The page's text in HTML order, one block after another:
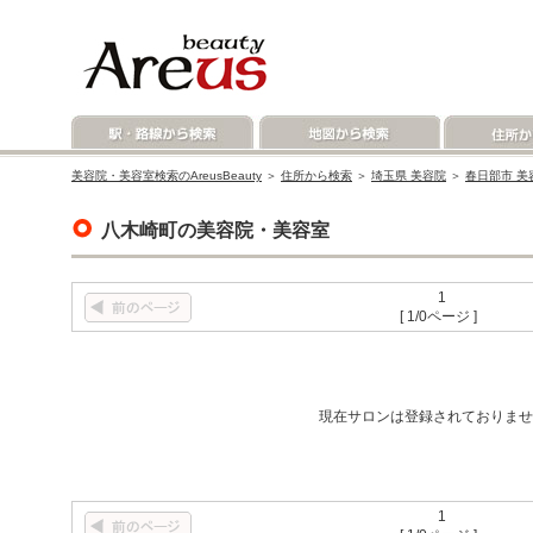
美容院・美容室検索のAreusBeauty ＞ 住所から検索 ＞ 埼玉県 美容院 ＞ 春日部市 美
八木崎町の美容院・美容室
1
[ 1/0ページ ]
現在サロンは登録されておりま
1